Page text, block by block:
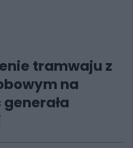
tramwaju z
na